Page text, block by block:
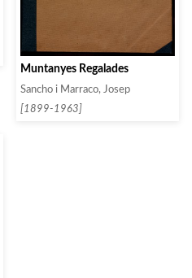
Muntanyes Regalades
Sancho i Marraco, Josep
[1899-1963]